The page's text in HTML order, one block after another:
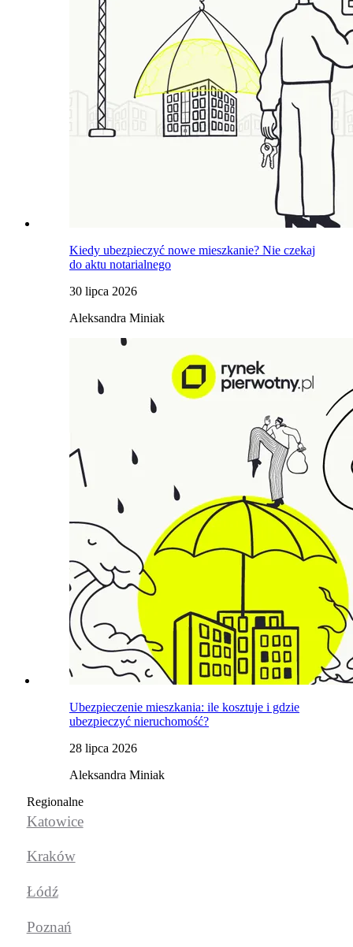
Kiedy ubezpieczyć nowe mieszkanie? Nie czekaj
do aktu notarialnego
30 lipca 2026
Aleksandra Miniak
Ubezpieczenie mieszkania: ile kosztuje i gdzie
ubezpieczyć nieruchomość?
28 lipca 2026
Aleksandra Miniak
Regionalne
Katowice
Kraków
Łódź
Poznań